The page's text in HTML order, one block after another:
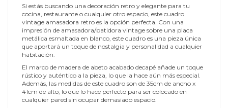
Si estás buscando una decoración retro y elegante para tu
cocina, restaurante o cualquier otro espacio, este cuadro
vintage amasadora retro es la opción perfecta. Con una
impresión de amasadora/batidora vintage sobre una placa
metálica esmaltada en blanco, este cuadro es una pieza única
que aportará un toque de nostalgia y personalidad a cualquier
habitación.
El marco de madera de abeto acabado decapé añade un toque
rústico y auténtico a la pieza, lo que la hace aún más especial.
Además, las medidas de este cuadro son de 35cm de ancho x
41cm de alto, lo que lo hace perfecto para ser colocado en
cualquier pared sin ocupar demasiado espacio.